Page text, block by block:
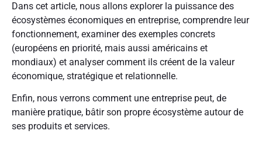
Dans cet article, nous allons explorer la puissance des
écosystèmes économiques en entreprise, comprendre leur
fonctionnement, examiner des exemples concrets
(européens en priorité, mais aussi américains et
mondiaux) et analyser comment ils créent de la valeur
économique, stratégique et relationnelle.
Enfin, nous verrons comment une entreprise peut, de
manière pratique, bâtir son propre écosystème autour de
ses produits et services.